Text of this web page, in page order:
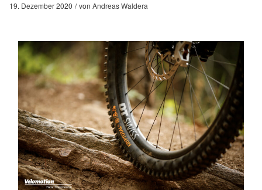
19. Dezember 2020 von Andreas Waldera